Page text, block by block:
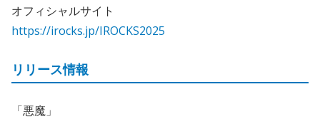
オフィシャルサイト
https://irocks.jp/IROCKS2025
リリース情報
「悪魔」